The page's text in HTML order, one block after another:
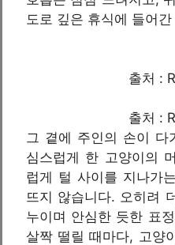
도로 깊은 휴식에 들어
출처 :
출처 :
그 곁에 주인의 손이 다
심스럽게 한 고양이의
럽게 털 사이를 지나가
뜨지 않습니다. 오히려
누이며 안심한 듯한 표
살짝 떨릴 때마다, 고양